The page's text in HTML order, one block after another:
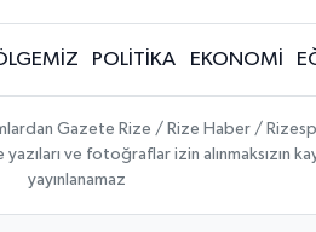
POLİTİKA EKONOMİ
Gazete Rize / Rize Haber /
ve fotoğraflar izin alınmaksızın
yayınlanamaz